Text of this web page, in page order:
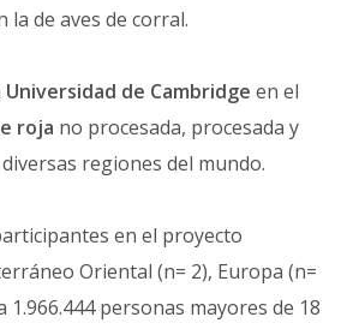
de aves de corral.
Universidad de Cambridge en el
roja no procesada, procesada y
regiones del mundo.
en el proyecto
Oriental (n= 2), Europa (n=
1.966.444 personas mayores de 18